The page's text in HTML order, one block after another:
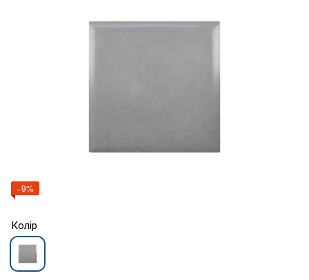
−9%
Колір